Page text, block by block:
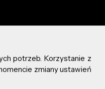
potrzeb. Korzystanie z
zmiany ustawień